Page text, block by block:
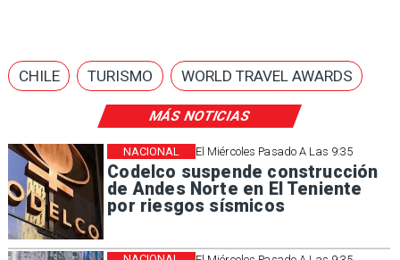
MÁS NOTICIAS
El Miércoles Pasado A Las 9:35
Codelco suspende construcción
de Andes Norte en El Teniente
por riesgos sísmicos
NACIONAL
CHILE TURISMO WORLD TRAVEL AWARDS